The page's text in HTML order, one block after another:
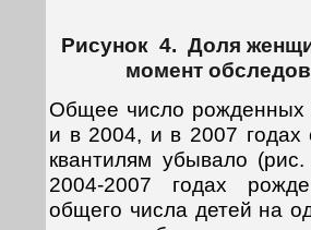
Рисунок 4. Доля
момент
Общее число рожденных
и в 2004, и в 2007
квантилям убывало
2004-2007 годах
общего числа детей на